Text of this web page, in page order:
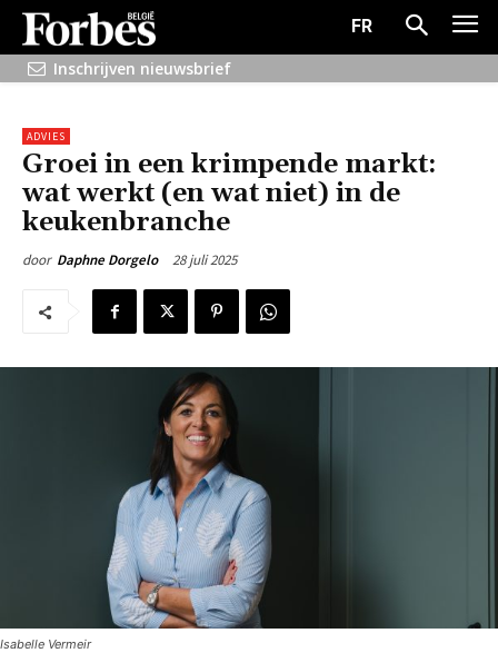
FR
Inschrijven nieuwsbrief
ADVIES
Groei in een krimpende markt:
wat werkt (en wat niet) in de
keukenbranche
door Daphne Dorgelo 28 juli 2025
Isabelle Vermeir